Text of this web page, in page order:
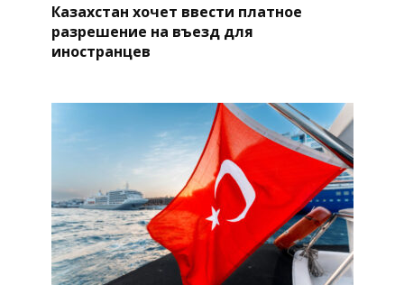
Казахстан хочет ввести платное
разрешение на въезд для
иностранцев